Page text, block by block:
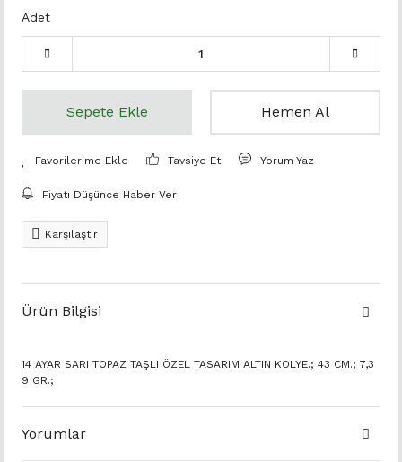
Adet
Sepete Ekle Hemen Al
Tavsiye Et Yorum Yaz
Fiyatı Düşünce Haber Ver
Karşılaştır
Ürün Bilgisi
14 AYAR SARI TOPAZ TAŞLI ÖZEL TASARIM ALTIN KOLYE.; 43 CM.; 7,3
9 GR.;
Yorumlar